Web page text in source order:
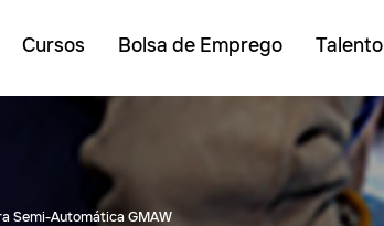
Cursos Bolsa de Emprego Talento
Semi-Automática GMAW